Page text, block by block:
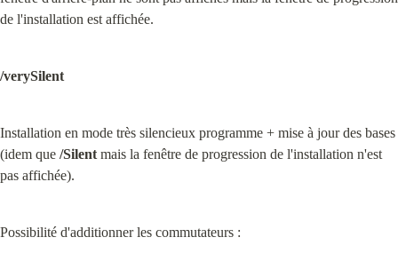
de l'installation est affichée.
/verySilent
Installation en mode très silencieux programme + mise à jour des bases
(idem que /Silent mais la fenêtre de progression de l'installation n'est
pas affichée).
Possibilité d'additionner les commutateurs :